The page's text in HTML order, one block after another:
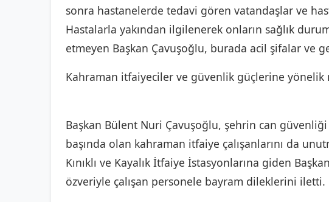
sonra hastanelerde tedavi gören vatandaşlar ve
Hastalarla yakından ilgilenerek onların sağlık
etmeyen Başkan Çavuşoğlu, burada acil şifalar ve
Kahraman itfaiyeciler ve güvenlik güçlerine
Başkan Bülent Nuri Çavuşoğlu, şehrin can
başında olan kahraman itfaiye çalışanlarını da
Kınıklı ve Kayalık İtfaiye İstasyonlarına giden
özveriyle çalışan personele bayram dileklerini iletti.